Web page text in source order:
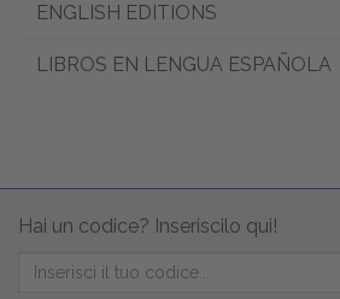
ENGLISH EDITIONS
LIBROS EN LENGUA ESPAÑOLA
Hai un codice? Inseriscilo qui!